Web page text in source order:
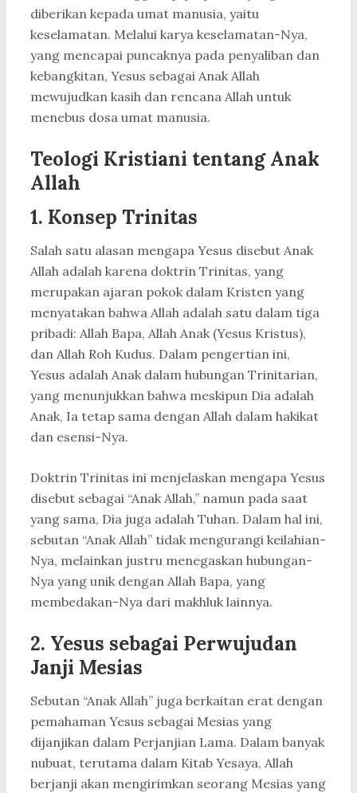
diberikan kepada umat manusia, yaitu
keselamatan. Melalui karya keselamatan-Nya,
yang mencapai puncaknya pada penyaliban dan
kebangkitan, Yesus sebagai Anak Allah
mewujudkan kasih dan rencana Allah untuk
menebus dosa umat manusia.
Teologi Kristiani tentang Anak
Allah
1. Konsep Trinitas
Salah satu alasan mengapa Yesus disebut Anak
Allah adalah karena doktrin Trinitas, yang
merupakan ajaran pokok dalam Kristen yang
menyatakan bahwa Allah adalah satu dalam tiga
pribadi: Allah Bapa, Allah Anak (Yesus Kristus),
dan Allah Roh Kudus. Dalam pengertian ini,
Yesus adalah Anak dalam hubungan Trinitarian,
yang menunjukkan bahwa meskipun Dia adalah
Anak, Ia tetap sama dengan Allah dalam hakikat
dan esensi-Nya.
Doktrin Trinitas ini menjelaskan mengapa Yesus
disebut sebagai “Anak Allah,” namun pada saat
yang sama, Dia juga adalah Tuhan. Dalam hal ini,
sebutan “Anak Allah” tidak mengurangi keilahian-
Nya, melainkan justru menegaskan hubungan-
Nya yang unik dengan Allah Bapa, yang
membedakan-Nya dari makhluk lainnya.
2. Yesus sebagai Perwujudan
Janji Mesias
Sebutan “Anak Allah” juga berkaitan erat dengan
pemahaman Yesus sebagai Mesias yang
dijanjikan dalam Perjanjian Lama. Dalam banyak
nubuat, terutama dalam Kitab Yesaya, Allah
berjanji akan mengirimkan seorang Mesias yang